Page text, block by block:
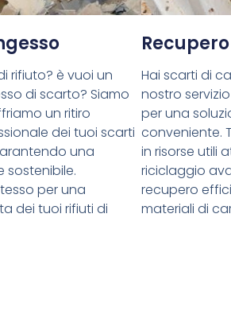
rifiuto? è vuoi un
di scarto? Siamo
un ritiro
dei tuoi scarti
una
sostenibile.
per una
dei tuoi rifiuti di
Hai scarti di
nostro
per una
conveniente.
in risorse utili
riciclaggio
recupero
materiali di